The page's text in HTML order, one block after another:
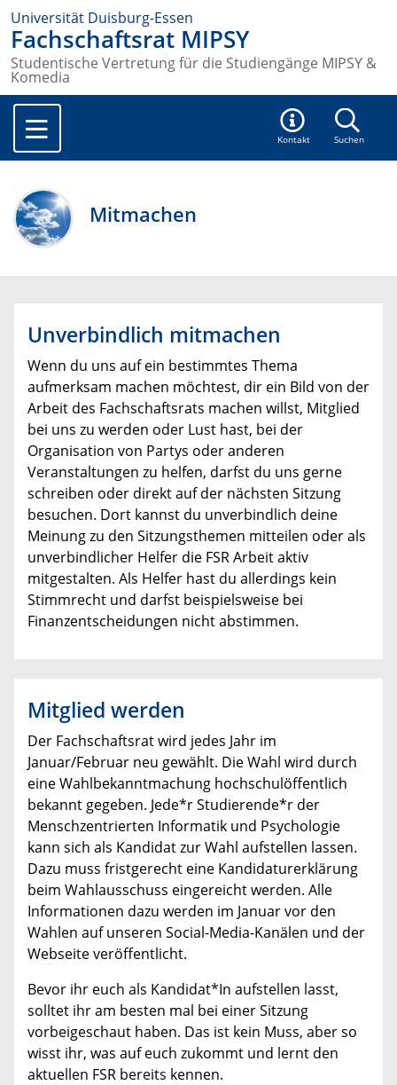
Universität Duisburg-Essen
Fachschaftsrat MIPSY
Studentische Vertretung für die Studiengänge MIPSY &
Komedia
Kontakt Suchen
Mitmachen
Unverbindlich mitmachen
Wenn du uns auf ein bestimmtes Thema
aufmerksam machen möchtest, dir ein Bild von der
Arbeit des Fachschaftsrats machen willst, Mitglied
bei uns zu werden oder Lust hast, bei der
Organisation von Partys oder anderen
Veranstaltungen zu helfen, darfst du uns gerne
schreiben oder direkt auf der nächsten Sitzung
besuchen. Dort kannst du unverbindlich deine
Meinung zu den Sitzungsthemen mitteilen oder als
unverbindlicher Helfer die FSR Arbeit aktiv
mitgestalten. Als Helfer hast du allerdings kein
Stimmrecht und darfst beispielsweise bei
Finanzentscheidungen nicht abstimmen.
Mitglied werden
Der Fachschaftsrat wird jedes Jahr im
Januar/Februar neu gewählt. Die Wahl wird durch
eine Wahlbekanntmachung hochschulöffentlich
bekannt gegeben. Jede*r Studierende*r der
Menschzentrierten Informatik und Psychologie
kann sich als Kandidat zur Wahl aufstellen lassen.
Dazu muss fristgerecht eine Kandidaturerklärung
beim Wahlausschuss eingereicht werden. Alle
Informationen dazu werden im Januar vor den
Wahlen auf unseren Social-Media-Kanälen und der
Webseite veröffentlicht.
Bevor ihr euch als Kandidat*In aufstellen lasst,
solltet ihr am besten mal bei einer Sitzung
vorbeigeschaut haben. Das ist kein Muss, aber so
wisst ihr, was auf euch zukommt und lernt den
aktuellen FSR bereits kennen.